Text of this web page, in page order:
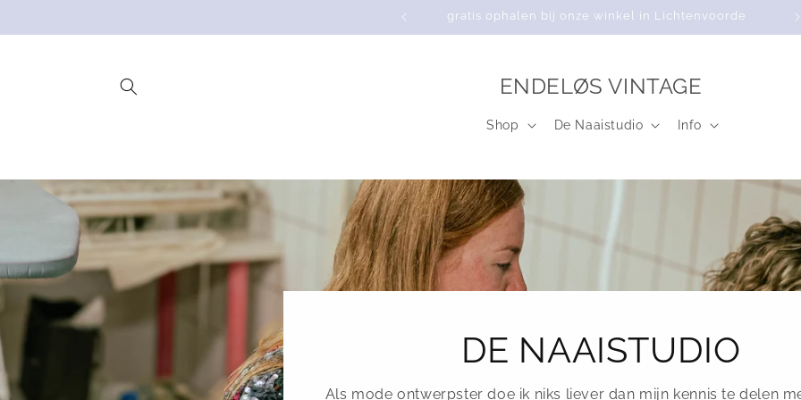
content
gratis ophalen bij onze winkel in Lichtenvoorde
ENDELØS VINTAGE
Shop De Naaistudio Info
DE NAAISTUDIO
Als mode ontwerpster doe ik niks liever dan mijn kennis te delen